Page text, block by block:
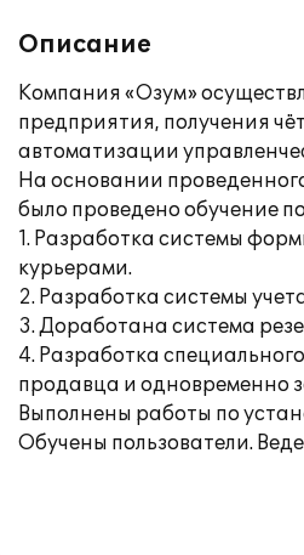
Описание
Компания «Озум»
предприятия, получения
автоматизации
На основании
было проведено обучение
1. Разработка системы
курьерами.
2. Разработка системы
3. Доработана система
4. Разработка
продавца и одновременно
Выполнены работы по
Обучены пользователи.